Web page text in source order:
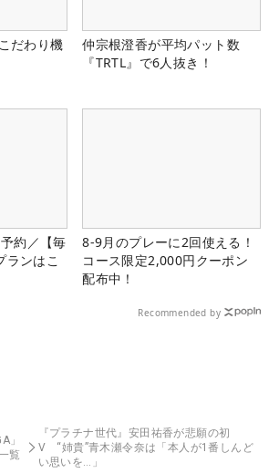
だわり機
仲宗根澄香が平均パット数
『TRTL』で6人抜き！
約／【毎
ランはこ
8-9月のプレーに2回使える！
コース限定2,000円クーポン
配布中！
Recommended by
」
覧
『プラチナ世代』安田祐香が悲願の初
V “姉貴”青木瀬令奈は「本人が1番しんど
い思いを…」